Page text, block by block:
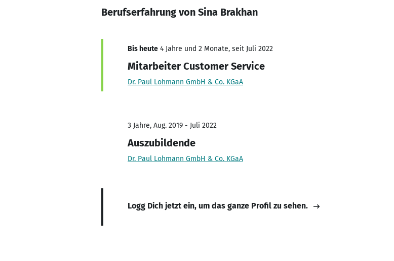
Berufserfahrung von Sina Brakhan
Bis heute 4 Jahre und 2 Monate, seit Juli 2022
Mitarbeiter Customer Service
Dr. Paul Lohmann GmbH & Co. KGaA
3 Jahre, Aug. 2019 - Juli 2022
Auszubildende
Dr. Paul Lohmann GmbH & Co. KGaA
Logg Dich jetzt ein, um das ganze Profil zu sehen.